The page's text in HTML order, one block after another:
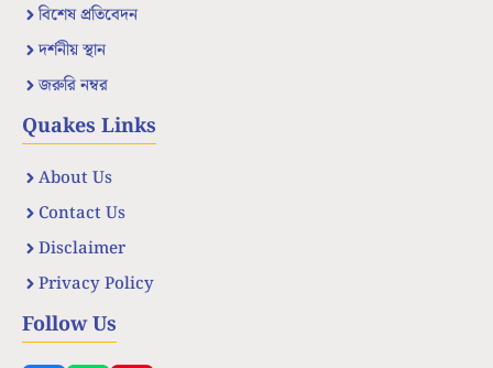
বিশেষ প্রতিবেদন
দর্শনীয় স্থান
জরুরি নম্বর
Quakes Links
About Us
Contact Us
Disclaimer
Privacy Policy
Follow Us